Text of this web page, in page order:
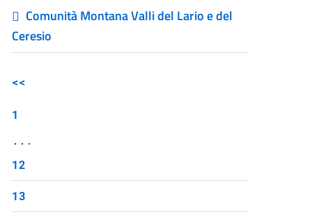
Comunità Montana Valli del Lario e del
Ceresio
<<
1
...
12
13